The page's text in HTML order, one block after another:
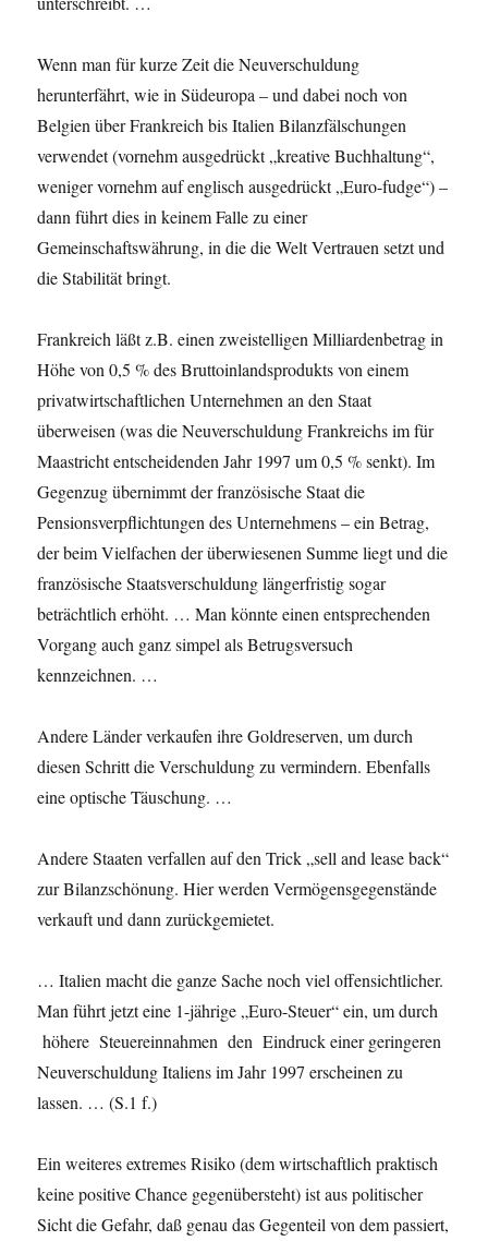
Wenn man für kurze Zeit die Neuverschuldung
herunterfährt, wie in Südeuropa – und dabei noch von
Belgien über Frankreich bis Italien Bilanzfälschungen
verwendet (vornehm ausgedrückt „kreative Buch­haltung“,
weniger vornehm auf englisch ausgedrückt „Euro-fudge“) –
dann führt dies in keinem Falle zu einer
Gemeinschaftswährung, in die die Welt Vertrauen setzt und
die Stabilität bringt.
Frankreich läßt z.B. einen zweistelligen Milliardenbetrag in
Höhe von 0,5 % des Bruttoinlandsprodukts von einem
privatwirtschaft­lichen Unternehmen an den Staat
überweisen (was die Neuverschuldung Frankreichs im für
Maastricht entscheidenden Jahr 1997 um 0,5 % senkt). Im
Gegenzug übernimmt der französische Staat die
Pensionsverpflichtungen des Unternehmens – ein Betrag,
der beim Vielfachen der überwiesenen Summe liegt und die
französische Staatsverschuldung längerfristig sogar
beträchtlich erhöht. … Man könnte einen entsprechenden
Vorgang auch ganz simpel als Betrugsversuch
kennzeichnen. …
Andere Länder verkaufen ihre Goldreserven, um durch
diesen Schritt die Verschuldung zu vermindern. Ebenfalls
eine optische Täuschung. …
Andere Staaten verfallen auf den Trick „sell and lease back“
zur Bilanzschönung. Hier werden Vermögens­gegenstände
verkauft und dann zurückgemietet.
… Italien macht die ganze Sache noch viel offensichtlicher.
Man führt jetzt eine 1-jährige „Euro-Steuer“ ein, um durch
höhere Steuereinnahmen den Eindruck einer geringeren
Neuverschuldung Italiens im Jahr 1997 erscheinen zu
lassen. … (S.1 f.)
Ein weiteres extremes Risiko (dem wirtschaftlich praktisch
keine positive Chance gegenübersteht) ist aus politischer
Sicht die Gefahr, daß genau das Gegenteil von dem passiert,